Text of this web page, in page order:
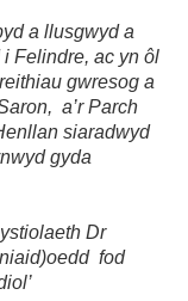
a llusgwyd a
Felindre, ac yn ôl
gwresog a
a’r Parch
siaradwyd
gyda
Dr
fod